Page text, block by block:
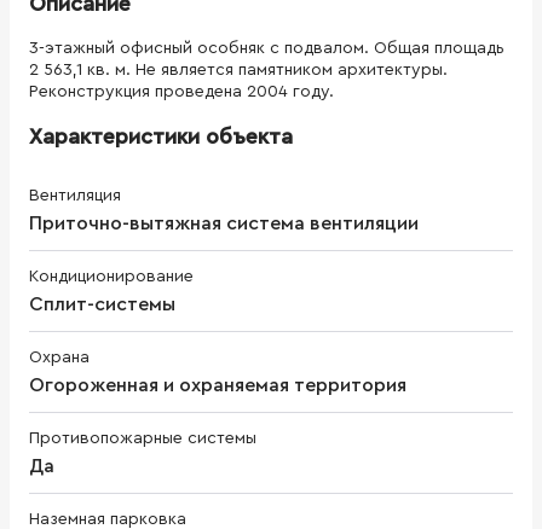
3-этажный офисный особняк с подвалом. Общая площадь
2 563,1 кв. м. Не является памятником архитектуры.
Реконструкция проведена 2004 году.
Характеристики объекта
Вентиляция
Приточно-вытяжная система вентиляции
Кондиционирование
Сплит-системы
Охрана
Огороженная и охраняемая территория
Противопожарные системы
Да
Наземная парковка